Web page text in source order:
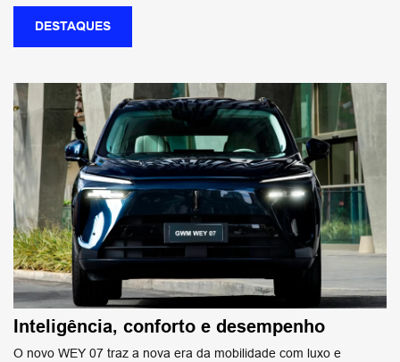
DESTAQUES
Inteligência, conforto e desempenho
O novo WEY 07 traz a nova era da mobilidade com luxo e